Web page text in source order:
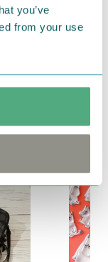
you’ve
from your use